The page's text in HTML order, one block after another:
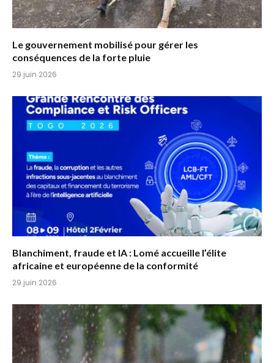
Le gouvernement mobilisé pour gérer les
conséquences de la forte pluie
29 juin 2026
Blanchiment, fraude et IA : Lomé accueille l’élite
africaine et européenne de la conformité
29 juin 2026